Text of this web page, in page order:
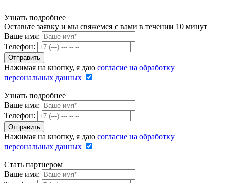
Узнать подробнее
Оставьте заявку и мы свяжемся с вами в течении 10 минут
Ваше имя:
Телефон:
Нажимая на кнопку, я даю согласие на обработку
персональных данных
Узнать подробнее
Ваше имя:
Телефон:
Нажимая на кнопку, я даю согласие на обработку
персональных данных
Стать партнером
Ваше имя: